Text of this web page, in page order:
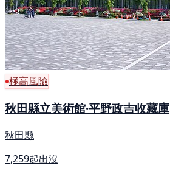
極高風險
秋田縣立美術館·平野政吉收藏庫
秋田縣
7,259起出沒